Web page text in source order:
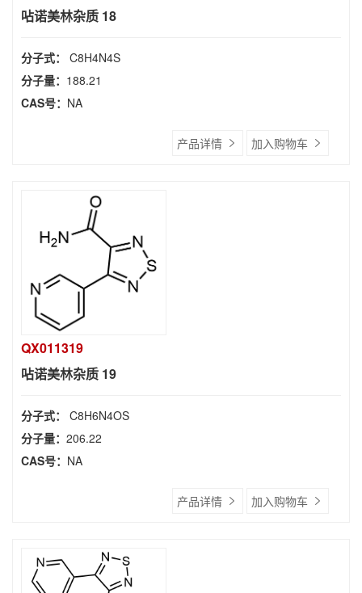
呫诺美林杂质 18
分子式： C8H4N4S
分子量： 188.21
CAS号： NA
产品详情 加入购物车
QX011319
呫诺美林杂质 19
分子式： C8H6N4OS
分子量： 206.22
CAS号： NA
产品详情 加入购物车